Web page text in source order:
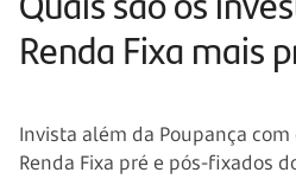
Renda Fixa mais
Invista além da Poupança
Renda Fixa pré e pós-fixados